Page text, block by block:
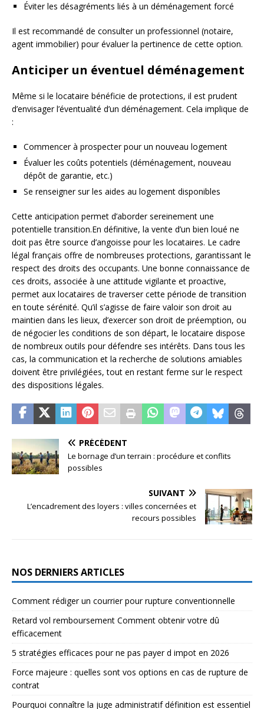
Éviter les désagréments liés à un déménagement forcé
Il est recommandé de consulter un professionnel (notaire,
agent immobilier) pour évaluer la pertinence de cette option.
Anticiper un éventuel déménagement
Même si le locataire bénéficie de protections, il est prudent
d’envisager l’éventualité d’un déménagement. Cela implique de
:
Commencer à prospecter pour un nouveau logement
Évaluer les coûts potentiels (déménagement, nouveau
dépôt de garantie, etc.)
Se renseigner sur les aides au logement disponibles
Cette anticipation permet d’aborder sereinement une
potentielle transition.En définitive, la vente d’un bien loué ne
doit pas être source d’angoisse pour les locataires. Le cadre
légal français offre de nombreuses protections, garantissant le
respect des droits des occupants. Une bonne connaissance de
ces droits, associée à une attitude vigilante et proactive,
permet aux locataires de traverser cette période de transition
en toute sérénité. Qu’il s’agisse de faire valoir son droit au
maintien dans les lieux, d’exercer son droit de préemption, ou
de négocier les conditions de son départ, le locataire dispose
de nombreux outils pour défendre ses intérêts. Dans tous les
cas, la communication et la recherche de solutions amiables
doivent être privilégiées, tout en restant ferme sur le respect
des dispositions légales.
PRÉCÉDENT
Le bornage d’un terrain : procédure et conflits
possibles
SUIVANT
L’encadrement des loyers : villes concernées et
recours possibles
NOS DERNIERS ARTICLES
Comment rédiger un courrier pour rupture conventionnelle
Retard vol remboursement Comment obtenir votre dû
efficacement
5 stratégies efficaces pour ne pas payer d impot en 2026
Force majeure : quelles sont vos options en cas de rupture de
contrat
Pourquoi connaître la juge administratif définition est essentiel